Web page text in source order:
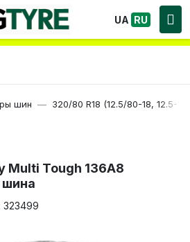
выбор Шин, быстрая
по Украине!
UA RU
шин 320/80 R18 (12.5/80-18, 12.5-
Multi Tough 136A8
шина
323499